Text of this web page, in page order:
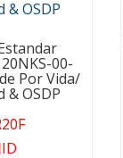
00-
Por Vida/
& OSDP